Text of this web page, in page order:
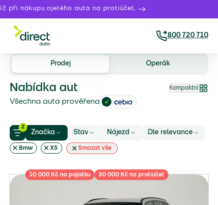
při nákupu ojetého auta na protiúčet.
800 720 710
Prodej Operák
Nabídka aut Kompaktní
Všechna auta prověřena
2
Značka Stav Nájezd Dle relevance
Bmw X5 Smazat vše
10 000 Kč na pojistku 30 000 Kč na protiúčet